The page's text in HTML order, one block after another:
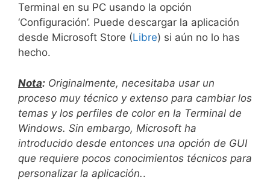
Terminal en su PC usando la opción
‘Configuración’. Puede descargar la aplicación
desde Microsoft Store (Libre) si aún no lo has
hecho.
Nota: Originalmente, necesitaba usar un
proceso muy técnico y extenso para cambiar los
temas y los perfiles de color en la Terminal de
Windows. Sin embargo, Microsoft ha
introducido desde entonces una opción de GUI
que requiere pocos conocimientos técnicos para
personalizar la aplicación..